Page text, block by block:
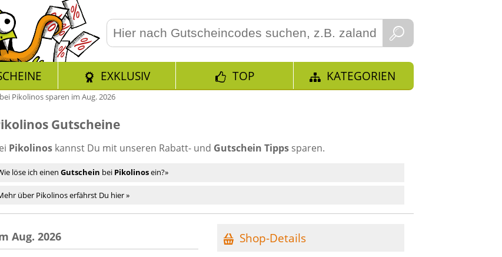
EXKLUSIV TOP KATEGORIEN
Pikolinos sparen im Aug. 2026
Gutscheine
Pikolinos kannst Du mit unseren Rabatt- und Gutschein Tipps sparen.
löse ich einen Gutschein bei Pikolinosein?»
über Pikolinos erfährst Du hier »
Aug. 2026 Shop-Details